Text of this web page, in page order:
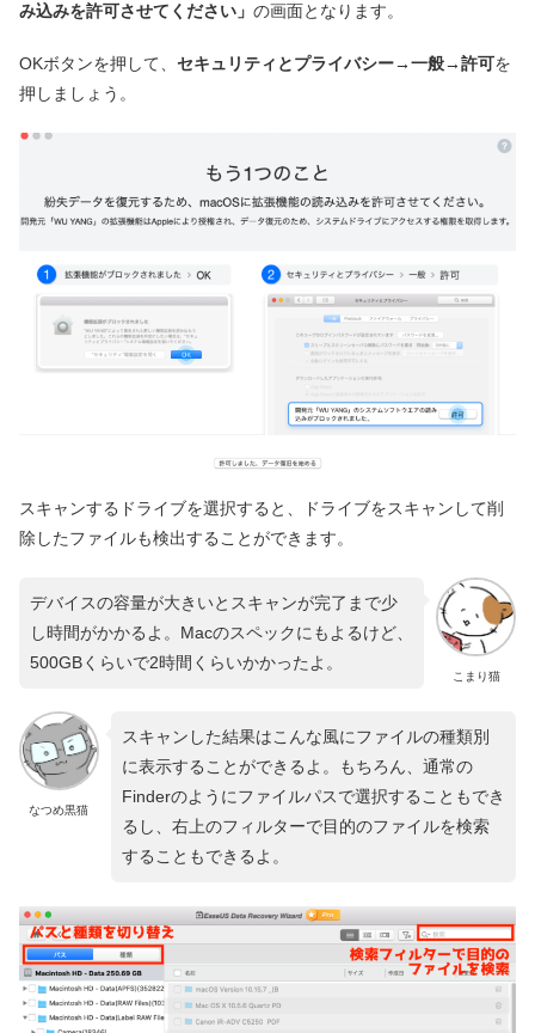
み込みを許可させてください」 の画面となります。
OKボタンを押して、 セキュリティとプライバシー→一般→許可を
押しましょう。
スキャンするドライブを選択すると、ドライブをスキャンして削
除したファイルも検出することができます。
こまり猫
デバイスの容量が大きいとスキャンが完了まで少
し時間がかかるよ。Macのスペックにもよるけど、
500GBくらいで2時間くらいかかったよ。
なつめ黒猫
スキャンした結果はこんな風にファイルの種類別
に表示することができるよ。もちろん、通常の
Finderのようにファイルパスで選択することもでき
るし、右上のフィルターで目的のファイルを検索
することもできるよ。